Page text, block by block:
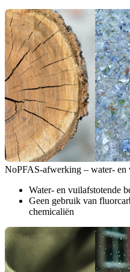
NoPFAS-afwerking – water- en
Water- en vuilafstotende
Geen gebruik van
chemicaliën